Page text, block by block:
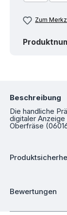
Zum
Beschreibung
Die handliche
digitaler Anzeige
Oberfräse
Bewertungen